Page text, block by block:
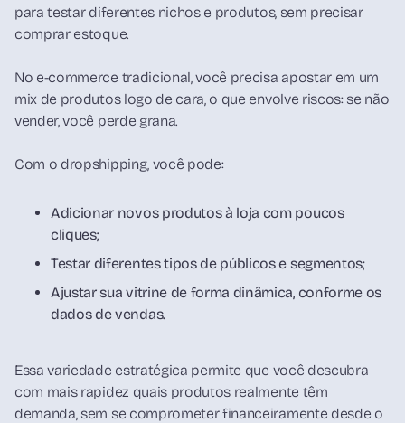
para testar diferentes nichos e produtos, sem precisar
comprar estoque.
No e-commerce tradicional, você precisa apostar em um
mix de produtos logo de cara, o que envolve riscos: se não
vender, você perde grana.
Com o dropshipping, você pode:
Adicionar novos produtos à loja com poucos
cliques;
Testar diferentes tipos de públicos e segmentos;
Ajustar sua vitrine de forma dinâmica, conforme os
dados de vendas.
Essa variedade estratégica permite que você descubra
com mais rapidez quais produtos realmente têm
demanda, sem se comprometer financeiramente desde o